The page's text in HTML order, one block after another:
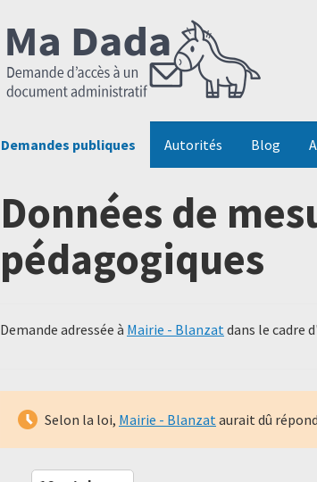
Demandes publiques Autorités Blog
Données de
pédagogiques
Demande adressée à Mairie - Blanzatdans le cadre
Selon la loi, Mairie - Blanzataurait dû